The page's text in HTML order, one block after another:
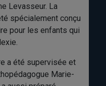
Levasseur. La
spécialement conçu
pour les enfants qui
a été supervisée et
Marie-